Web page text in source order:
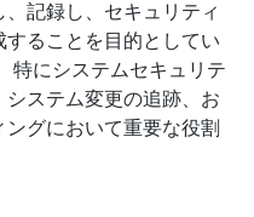
記録し、セキュリティ
ることを目的としてい
特にシステムセキュリテ
ステム変更の追跡、お
グにおいて重要な役割